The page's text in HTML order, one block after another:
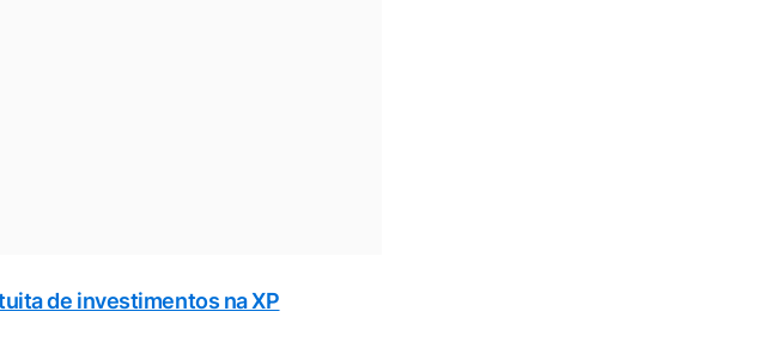
de investimentos na XP